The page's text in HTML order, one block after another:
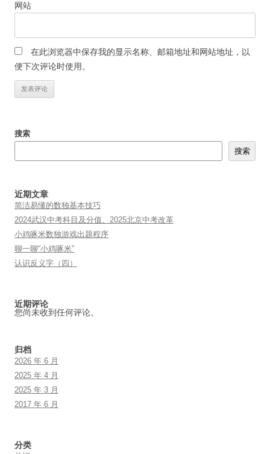
网站
在此浏览器中保存我的显示名称、邮箱地址和网站地址，以
便下次评论时使用。
搜索
搜索
近期文章
简洁易懂的数独基本技巧
2024武汉中考科目及分值、2025北京中考改革
小鸡啄米数独游戏出题程序
聊一聊“小鸡啄米”
认识反义字（四）
近期评论
您尚未收到任何评论。
归档
2026 年 6 月
2025 年 4 月
2025 年 3 月
2017 年 6 月
分类